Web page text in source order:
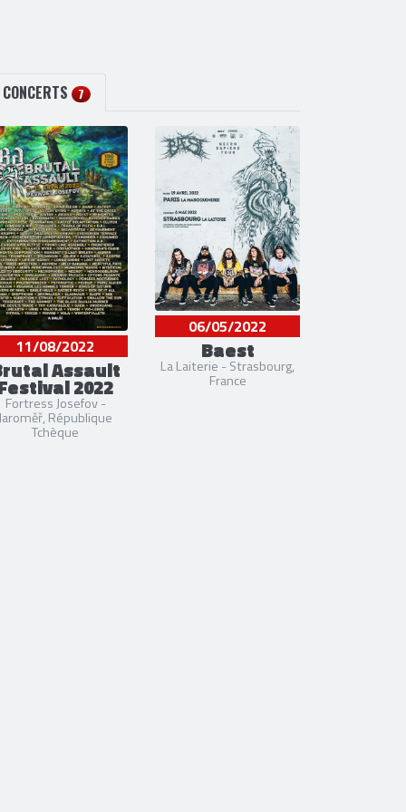
CONCERTS 7
11/08/2022
Assault
2022
Fortress Josefov -
République
Tchèque
06/05/2022
Baest
La Laiterie - Strasbourg,
France